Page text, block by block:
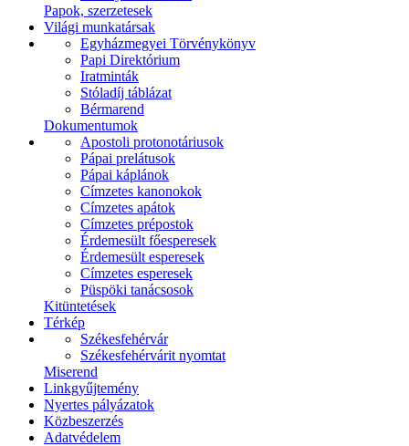
Papok, szerzetesek
Világi munkatársak
Egyházmegyei Törvénykönyv
Papi Direktórium
Iratminták
Stóladíj táblázat
Bérmarend
Dokumentumok
Apostoli protonotáriusok
Pápai prelátusok
Pápai káplánok
Címzetes kanonokok
Címzetes apátok
Címzetes prépostok
Érdemesült főesperesek
Érdemesült esperesek
Címzetes esperesek
Püspöki tanácsosok
Kitüntetések
Térkép
Székesfehérvár
Székesfehérvárit nyomtat
Miserend
Linkgyűjtemény
Nyertes pályázatok
Közbeszerzés
Adatvédelem